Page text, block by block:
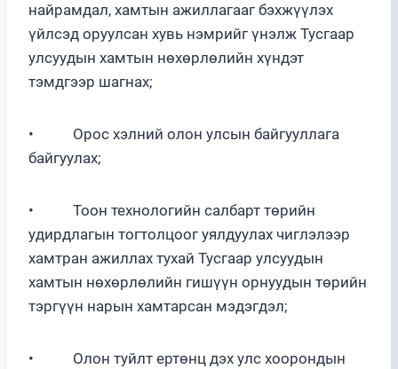
найрамдал, хамтын ажиллагааг бэхжүүлэх
үйлсэд оруулсан хувь нэмрийг үнэлж Тусгаар
улсуудын хамтын нөхөрлөлийн хүндэт
тэмдгээр шагнах;
• Орос хэлний олон улсын байгууллага
байгуулах;
• Тоон технологийн салбарт төрийн
удирдлагын тогтолцоог уялдуулах чиглэлээр
хамтран ажиллах тухай Тусгаар улсуудын
хамтын нөхөрлөлийн гишүүн орнуудын төрийн
тэргүүн нарын хамтарсан мэдэгдэл;
• Олон туйлт ертөнц дэх улс хоорондын